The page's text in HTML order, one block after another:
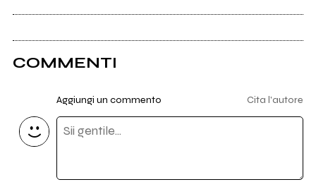
COMMENTI
Aggiungi un commento Cita l'autore